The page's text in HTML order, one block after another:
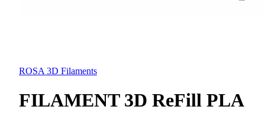
ROSA 3D Filaments
FILAMENT 3D ReFill PLA